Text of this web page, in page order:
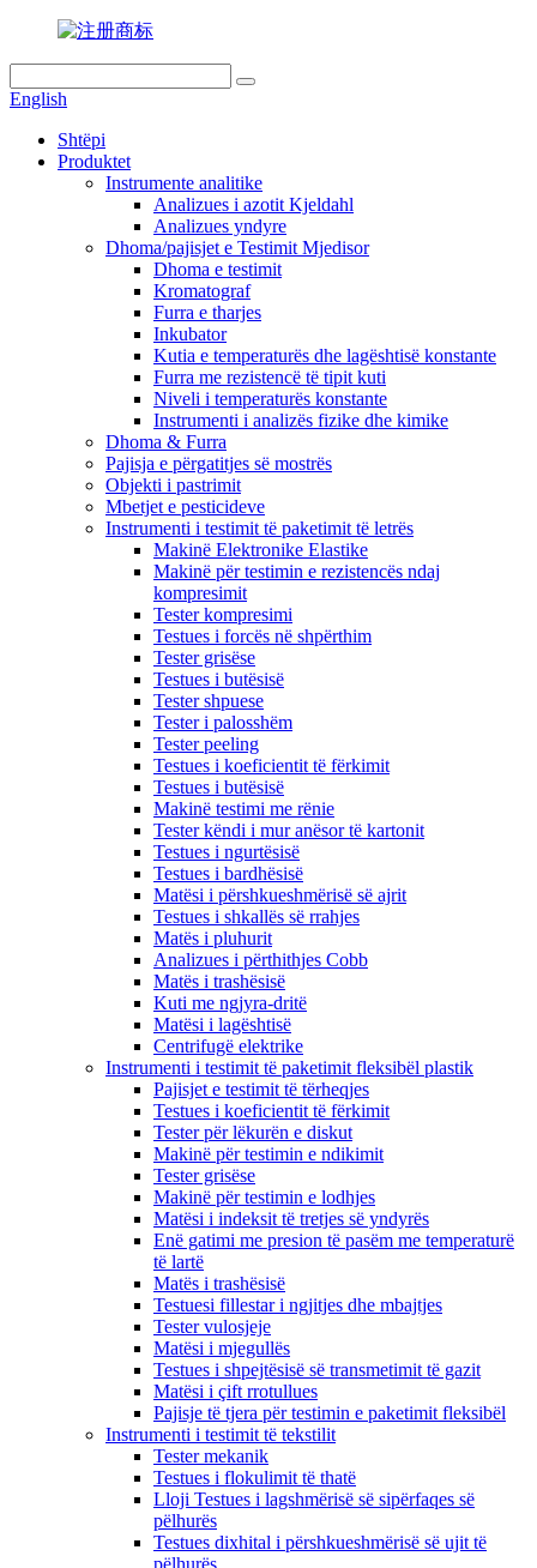
English
Shtëpi
Produktet
Instrumente analitike
Analizues i azotit Kjeldahl
Analizues yndyre
Dhoma/pajisjet e Testimit Mjedisor
Dhoma e testimit
Kromatograf
Furra e tharjes
Inkubator
Kutia e temperaturës dhe lagështisë konstante
Furra me rezistencë të tipit kuti
Niveli i temperaturës konstante
Instrumenti i analizës fizike dhe kimike
Dhoma & Furra
Pajisja e përgatitjes së mostrës
Objekti i pastrimit
Mbetjet e pesticideve
Instrumenti i testimit të paketimit të letrës
Makinë Elektronike Elastike
Makinë për testimin e rezistencës ndaj
kompresimit
Tester kompresimi
Testues i forcës në shpërthim
Tester grisëse
Testues i butësisë
Tester shpuese
Tester i palosshëm
Tester peeling
Testues i koeficientit të fërkimit
Testues i butësisë
Makinë testimi me rënie
Tester këndi i mur anësor të kartonit
Testues i ngurtësisë
Testues i bardhësisë
Matësi i përshkueshmërisë së ajrit
Testues i shkallës së rrahjes
Matës i pluhurit
Analizues i përthithjes Cobb
Matës i trashësisë
Kuti me ngjyra-dritë
Matësi i lagështisë
Centrifugë elektrike
Instrumenti i testimit të paketimit fleksibël plastik
Pajisjet e testimit të tërheqjes
Testues i koeficientit të fërkimit
Tester për lëkurën e diskut
Makinë për testimin e ndikimit
Tester grisëse
Makinë për testimin e lodhjes
Matësi i indeksit të tretjes së yndyrës
Enë gatimi me presion të pasëm me temperaturë
të lartë
Matës i trashësisë
Testuesi fillestar i ngjitjes dhe mbajtjes
Tester vulosjeje
Matësi i mjegullës
Testues i shpejtësisë së transmetimit të gazit
Matësi i çift rrotullues
Pajisje të tjera për testimin e paketimit fleksibël
Instrumenti i testimit të tekstilit
Tester mekanik
Testues i flokulimit të thatë
Lloji Testues i lagshmërisë së sipërfaqes së
pëlhurës
Testues dixhital i përshkueshmërisë së ujit të
pëlhurës